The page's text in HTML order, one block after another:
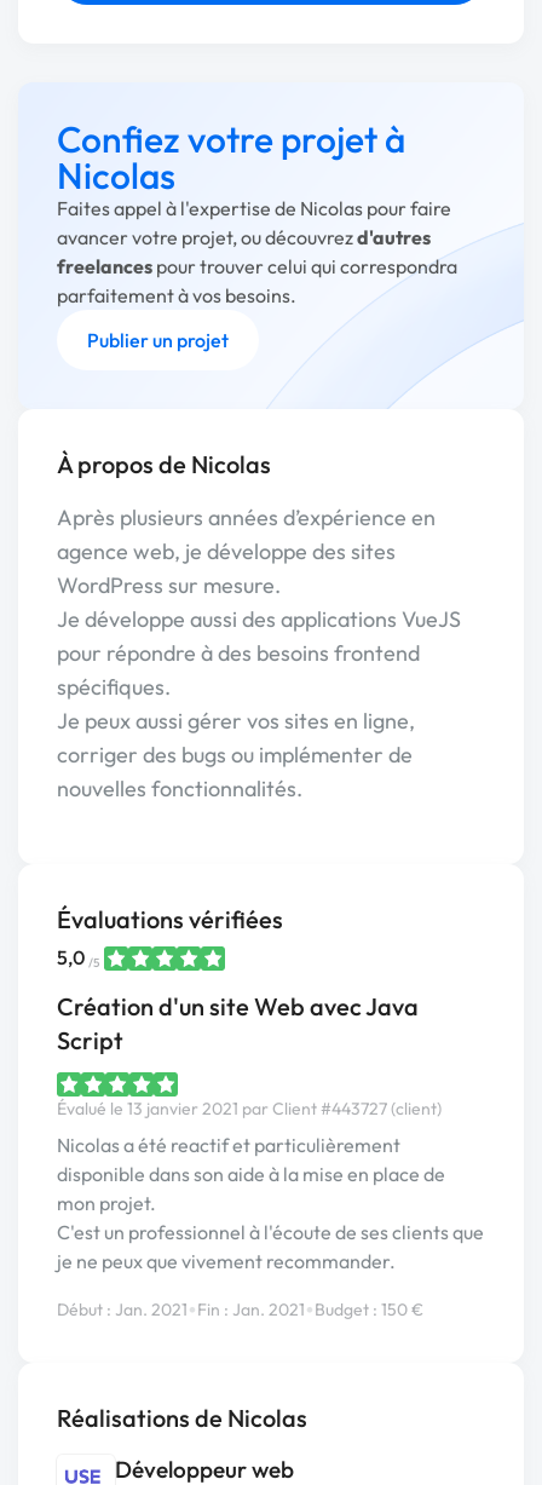
Confiez votre projet à
Nicolas
Faites appel à l'expertise de Nicolas pour faire
avancer votre projet, ou découvrezd'autres
freelances pour trouver celui qui correspondra
parfaitement à vos besoins.
Publier un projet
À propos de Nicolas
Après plusieurs années d’expérience en
agence web, je développe des sites
WordPress sur mesure.
Je développe aussi des applications VueJS
pour répondre à des besoins frontend
spécifiques.
Je peux aussi gérer vos sites en ligne,
corriger des bugs ou implémenter de
nouvelles fonctionnalités.
Évaluations vérifiées
5,0 /5
Création d'un site Web avec Java
Script
Évalué le 13 janvier 2021 par Client #443727 (client)
Nicolas a été reactif et particulièrement
disponible dans son aide à la mise en place de
mon projet.
C'est un professionnel à l'écoute de ses clients que
je ne peux que vivement recommander.
Début : Jan. 2021•Fin : Jan. 2021•Budget : 150 €
Réalisations de Nicolas
Développeur web